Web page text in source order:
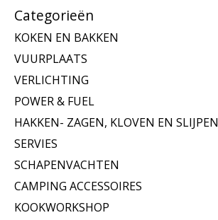
Categorieën
KOKEN EN BAKKEN
VUURPLAATS
VERLICHTING
POWER & FUEL
HAKKEN- ZAGEN, KLOVEN EN SLIJPEN
SERVIES
SCHAPENVACHTEN
CAMPING ACCESSOIRES
KOOKWORKSHOP